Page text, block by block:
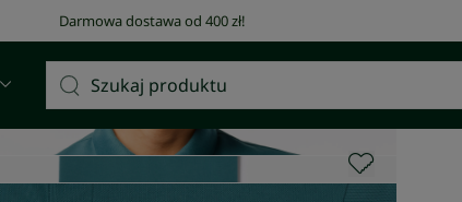
Darmowa dostawa od 400 zł!